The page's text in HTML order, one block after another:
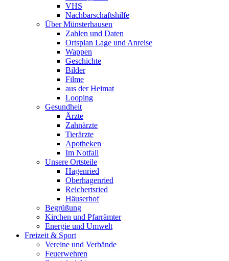
VHS
Nachbarschaftshilfe
Über Münsterhausen
Zahlen und Daten
Ortsplan Lage und Anreise
Wappen
Geschichte
Bilder
Filme
aus der Heimat
Looping
Gesundheit
Ärzte
Zahnärzte
Tierärzte
Apotheken
Im Notfall
Unsere Ortsteile
Hagenried
Oberhagenried
Reichertsried
Häuserhof
Begrüßung
Kirchen und Pfarrämter
Energie und Umwelt
Freizeit & Sport
Vereine und Verbände
Feuerwehren